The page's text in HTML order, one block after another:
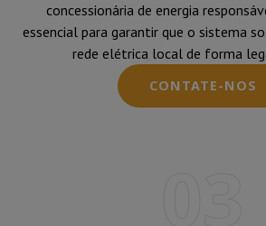
concessionária de energia
essencial para garantir que o sistema
rede elétrica local de forma
CONTATE-NOS